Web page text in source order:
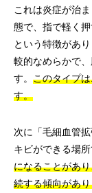
これは炎症が治
態で、指で軽く
という特徴があ
較的なめらかで
す。 このタイプ
す。
次に「毛細血管
キビができる場所
になることがあ
続する傾向があ